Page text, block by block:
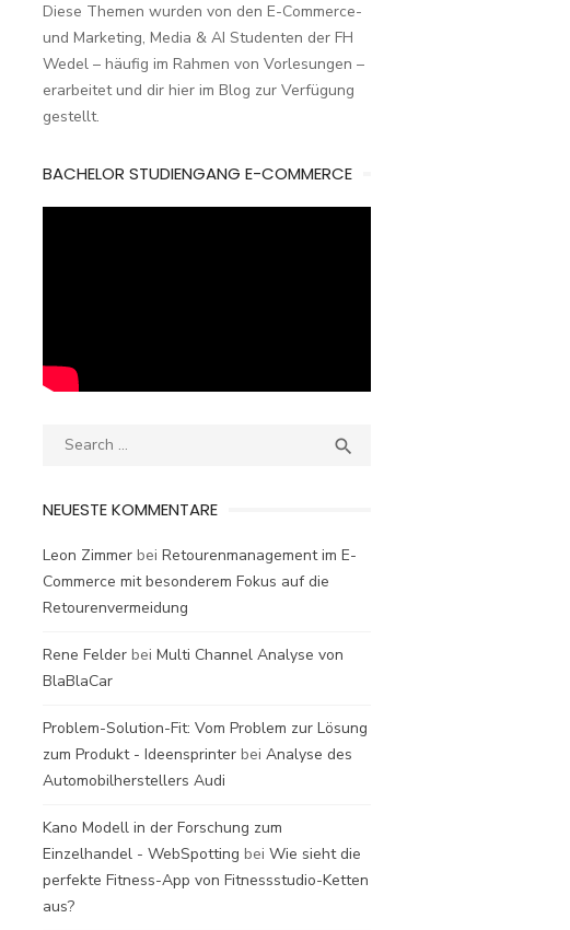
Diese Themen wurden von den E-Commerce-
und Marketing, Media & AI Studenten der FH
Wedel – häufig im Rahmen von Vorlesungen –
erarbeitet und dir hier im Blog zur Verfügung
gestellt.
BACHELOR STUDIENGANG E-COMMERCE
Search

NEUESTE KOMMENTARE
Leon Zimmer bei Retourenmanagement im E-
Commerce mit besonderem Fokus auf die
Retourenvermeidung
Rene Felder bei Multi Channel Analyse von
BlaBlaCar
Problem-Solution-Fit: Vom Problem zur Lösung
zum Produkt - Ideensprinter bei Analyse des
Automobilherstellers Audi
Kano Modell in der Forschung zum
Einzelhandel - WebSpotting bei Wie sieht die
perfekte Fitness-App von Fitnessstudio-Ketten
aus?